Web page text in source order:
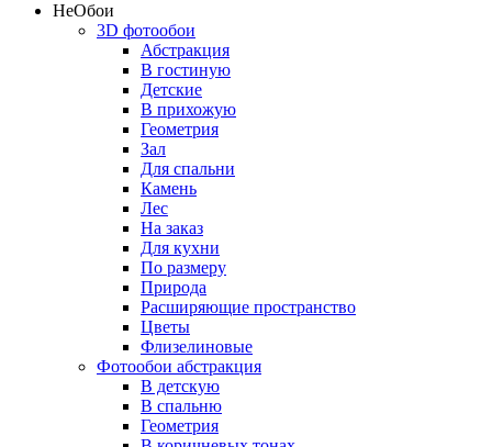
НеОбои
3D фотообои
Абстракция
В гостиную
Детские
В прихожую
Геометрия
Зал
Для спальни
Камень
Лес
На заказ
Для кухни
По размеру
Природа
Расширяющие пространство
Цветы
Флизелиновые
Фотообои абстракция
В детскую
В спальню
Геометрия